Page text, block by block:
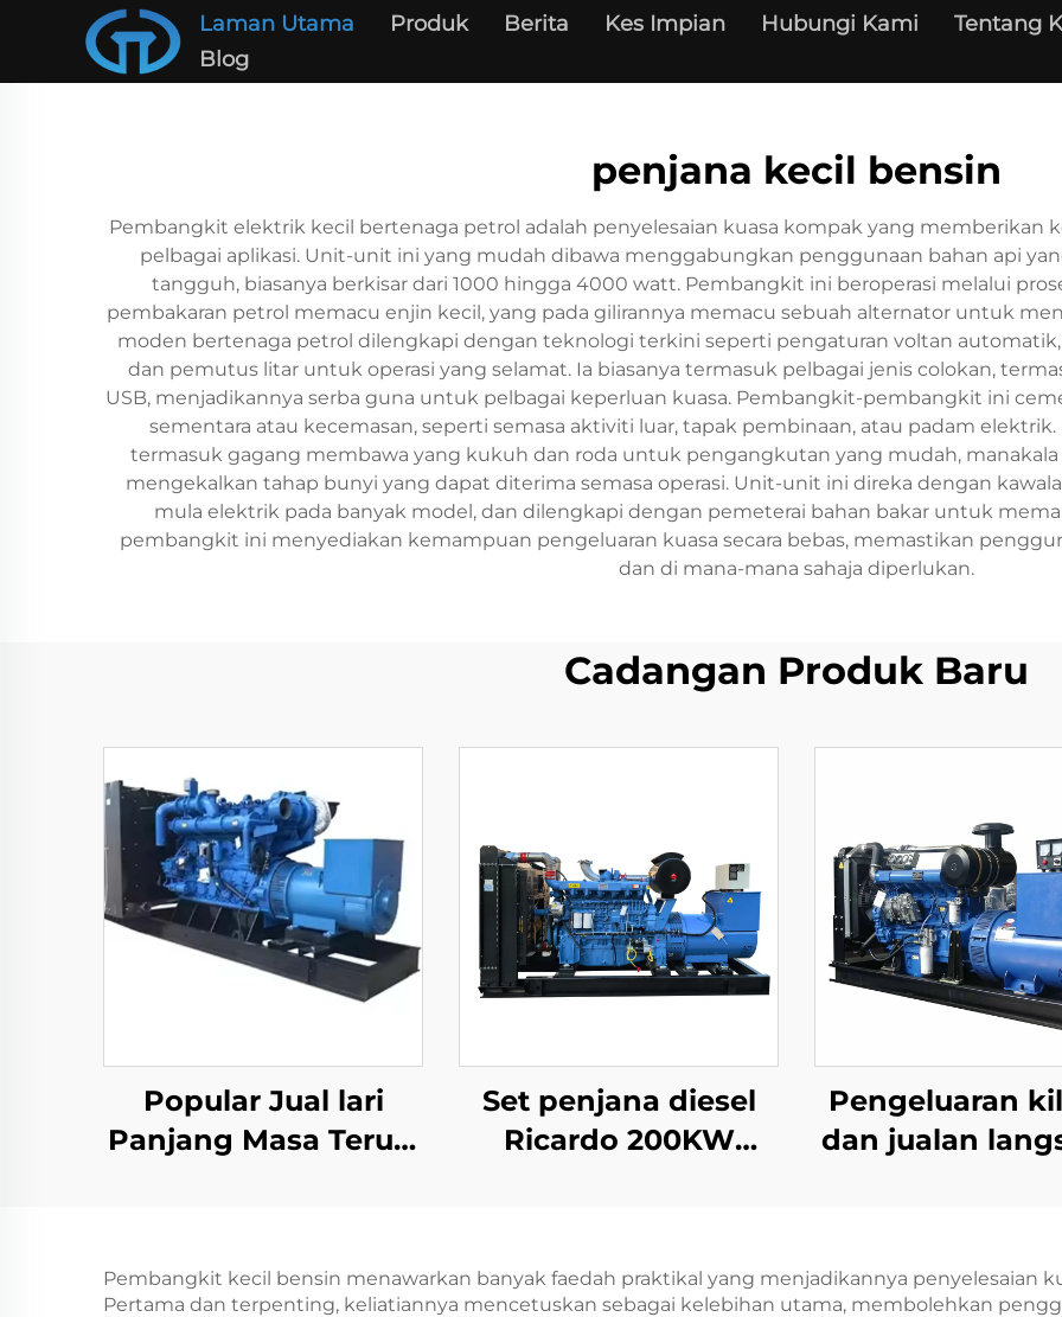
Laman Utama Produk Berita Kes Impian Hubungi Kami
Tentang
Blog
penjana kecil bensin
Pembangkit elektrik kecil bertenaga petrol adalah penyelesaian kuasa kompak yang memberikan
pelbagai aplikasi. Unit-unit ini yang mudah dibawa menggabungkan penggunaan bahan api
tangguh, biasanya berkisar dari 1000 hingga 4000 watt. Pembangkit ini beroperasi melalui
pembakaran petrol memacu enjin kecil, yang pada gilirannya memacu sebuah alternator untuk
moden bertenaga petrol dilengkapi dengan teknologi terkini seperti pengaturan voltan
dan pemutus litar untuk operasi yang selamat. Ia biasanya termasuk pelbagai jenis colokan,
USB, menjadikannya serba guna untuk pelbagai keperluan kuasa. Pembangkit-pembangkit ini
sementara atau kecemasan, seperti semasa aktiviti luar, tapak pembinaan, atau padam
termasuk gagang membawa yang kukuh dan roda untuk pengangkutan yang mudah,
mengekalkan tahap bunyi yang dapat diterima semasa operasi. Unit-unit ini direka dengan
mula elektrik pada banyak model, dan dilengkapi dengan pemeterai bahan bakar untuk
pembangkit ini menyediakan kemampuan pengeluaran kuasa secara bebas, memastikan
dan di mana-mana sahaja diperlukan.
Cadangan Produk Baru
Popular Jual lari
Panjang Masa Terus-
Gas Semula Jadi
Set penjana diesel
Ricardo 200KW
Pengeluaran
dan jualan
Pembangkit kecil bensin menawarkan banyak faedah praktikal yang menjadikannya penyelesaian
Pertama dan terpenting, keliatiannya mencetuskan sebagai kelebihan utama, membolehkan